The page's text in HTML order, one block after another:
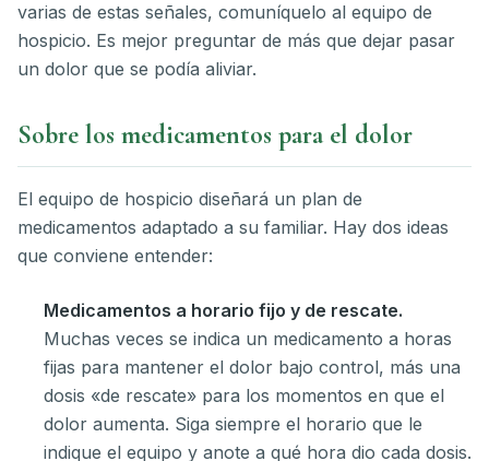
varias de estas señales, comuníquelo al equipo de
hospicio. Es mejor preguntar de más que dejar pasar
un dolor que se podía aliviar.
Sobre los medicamentos para el dolor
El equipo de hospicio diseñará un plan de
medicamentos adaptado a su familiar. Hay dos ideas
que conviene entender:
Medicamentos a horario fijo y de rescate.
Muchas veces se indica un medicamento a horas
fijas para mantener el dolor bajo control, más una
dosis «de rescate» para los momentos en que el
dolor aumenta. Siga siempre el horario que le
indique el equipo y anote a qué hora dio cada dosis.